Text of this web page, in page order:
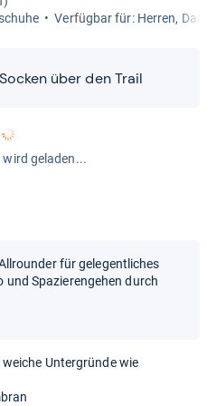
Ver­füg­bar für: Her­ren,
über den Trail
geladen...
für gelegentliches
und Spazierengehen durch
Untergründe wie